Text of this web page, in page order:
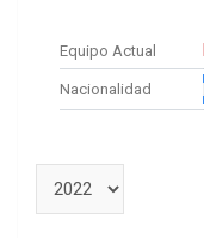
Equipo Actual
Nacionalidad